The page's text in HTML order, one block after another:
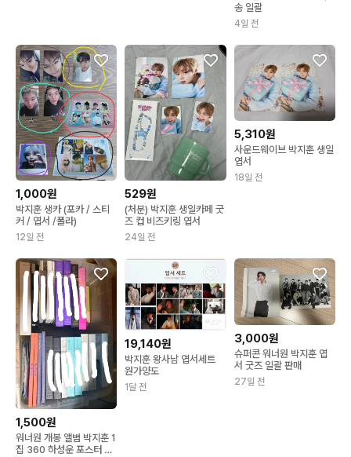
송 일괄
4일 전
1,000원
박지훈 생카 (포카 / 스티
커 / 엽서 /폴라)
12일 전
529원
(처분) 박지훈 생일카페 굿
즈 컵 비즈키링 엽서
24일 전
5,310원
사운드웨이브 박지훈 생일
엽서
18일 전
1,500원
워너원 개봉 앨범 박지훈 1
집 360 하성운 포스터 엽
19,140원
박지훈 왕사남 엽서세트
원가양도
1달 전
3,000원
슈퍼콘 워너원 박지훈 엽
서 굿즈 일괄 판매
27일 전